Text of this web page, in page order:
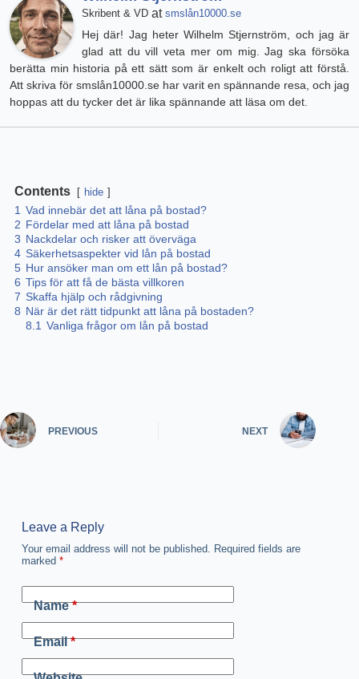
Skribent & VD at smslån10000.se
Hej där! Jag heter Wilhelm Stjernström, och jag är
glad att du vill veta mer om mig. Jag ska försöka
berätta min historia på ett sätt som är enkelt och roligt att förstå.
Att skriva för smslån10000.se har varit en spännande resa, och jag
hoppas att du tycker det är lika spännande att läsa om det.
Contents hide
1 Vad innebär det att låna på bostad?
2 Fördelar med att låna på bostad
3 Nackdelar och risker att överväga
4 Säkerhetsaspekter vid lån på bostad
5 Hur ansöker man om ett lån på bostad?
6 Tips för att få de bästa villkoren
7 Skaffa hjälp och rådgivning
8 När är det rätt tidpunkt att låna på bostaden?
8.1 Vanliga frågor om lån på bostad
PREVIOUS NEXT
Leave a Reply
Your email address will not be published. Required fields are
marked *
Name*
Email*